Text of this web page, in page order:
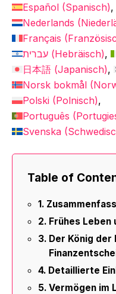
Español (Spanisch)
Nederlands (
Français (
עברית (Hebräisch)
日本語 (Japanisch)
Norsk bokmål (
Polski (Polnisch)
Português (
Svenska (
Table of
Frühes Leben
Der König
Detaillierte
Vermögen im